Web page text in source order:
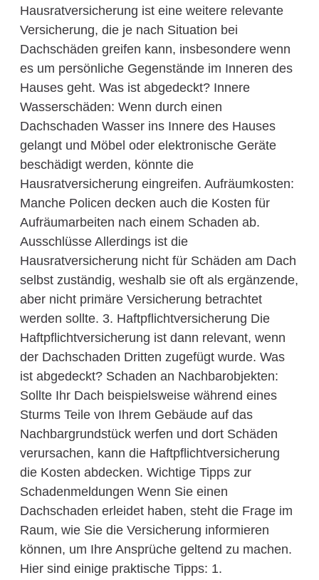
Hausratversicherung ist eine weitere relevante
Versicherung, die je nach Situation bei
Dachschäden greifen kann, insbesondere wenn
es um persönliche Gegenstände im Inneren des
Hauses geht. Was ist abgedeckt? Innere
Wasserschäden: Wenn durch einen
Dachschaden Wasser ins Innere des Hauses
gelangt und Möbel oder elektronische Geräte
beschädigt werden, könnte die
Hausratversicherung eingreifen. Aufräumkosten:
Manche Policen decken auch die Kosten für
Aufräumarbeiten nach einem Schaden ab.
Ausschlüsse Allerdings ist die
Hausratversicherung nicht für Schäden am Dach
selbst zuständig, weshalb sie oft als ergänzende,
aber nicht primäre Versicherung betrachtet
werden sollte. 3. Haftpflichtversicherung Die
Haftpflichtversicherung ist dann relevant, wenn
der Dachschaden Dritten zugefügt wurde. Was
ist abgedeckt? Schaden an Nachbarobjekten:
Sollte Ihr Dach beispielsweise während eines
Sturms Teile von Ihrem Gebäude auf das
Nachbargrundstück werfen und dort Schäden
verursachen, kann die Haftpflichtversicherung
die Kosten abdecken. Wichtige Tipps zur
Schadenmeldungen Wenn Sie einen
Dachschaden erleidet haben, steht die Frage im
Raum, wie Sie die Versicherung informieren
können, um Ihre Ansprüche geltend zu machen.
Hier sind einige praktische Tipps: 1.